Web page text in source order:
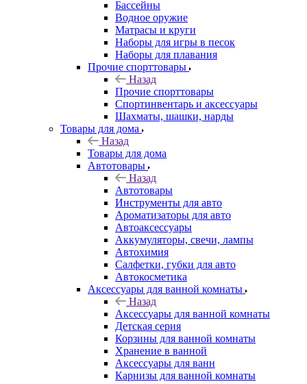
Бассейны
Водное оружие
Матрасы и круги
Наборы для игры в песок
Наборы для плавания
Прочие спорттовары
Назад
Прочие спорттовары
Спортинвентарь и аксессуары
Шахматы, шашки, нарды
Товары для дома
Назад
Товары для дома
Автотовары
Назад
Автотовары
Инструменты для авто
Ароматизаторы для авто
Автоаксессуары
Аккумуляторы, свечи, лампы
Автохимия
Салфетки, губки для авто
Автокосметика
Аксессуары для ванной комнаты
Назад
Аксессуары для ванной комнаты
Детская серия
Корзины для ванной комнаты
Хранение в ванной
Аксессуары для ванн
Карнизы для ванной комнаты